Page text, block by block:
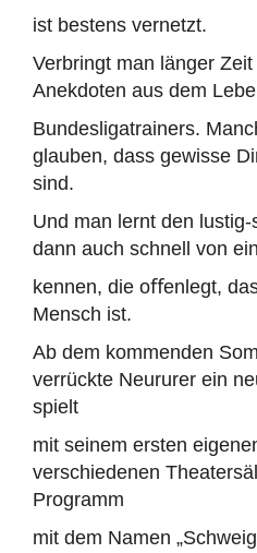
ist bestens vernetzt.
Verbringt man länger
Anekdoten aus dem
Bundesligatrainers.
glauben, dass gewisse
sind.
Und man lernt den
dann auch schnell von
kennen, die oﬀenlegt,
Mensch ist.
Ab dem kommenden
verrückte Neururer ein
spielt
mit seinem ersten
verschiedenen
Programm
mit dem Namen